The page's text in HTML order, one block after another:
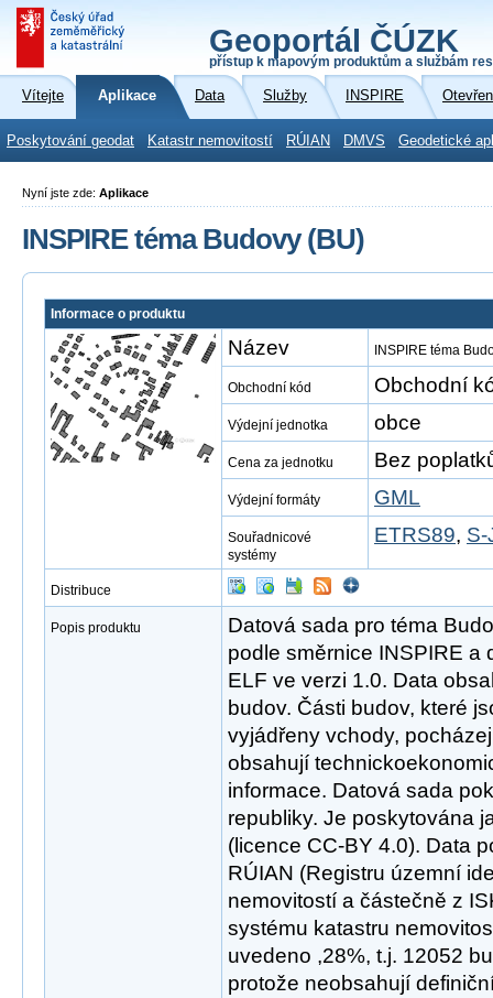
Geoportál ČÚZK
přístup k mapovým produktům a službám
Vítejte Aplikace Data Služby INSPIRE
Poskytování geodat Katastr nemovitostí RÚIAN DMVS Geodetické
Nyní jste zde: Aplikace
INSPIRE téma Budovy (BU)
Informace o produktu
Název INSPIRE téma
Obchodní kód Obchodní
Výdejní jednotka obce
Cena za jednotku Bez
Výdejní formáty GML
Souřadnicové
systémy
ETRS89, S-
Distribuce
Popis produktu
Datová sada pro téma
podle směrnice INSPIRE a
ELF ve verzi 1.0. Data
budov. Části budov, které
vyjádřeny vchody,
obsahují
informace. Datová sada
republiky. Je poskytována
(licence CC-BY 4.0). Data
RÚIAN (Registru územní
nemovitostí a částečně z
systému katastru
uvedeno ,28%, t.j. 12052
protože neobsahují